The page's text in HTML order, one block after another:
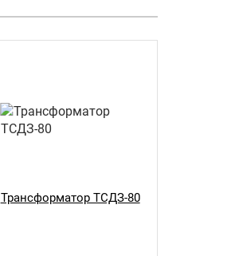
Трансформатор ТСДЗ-80